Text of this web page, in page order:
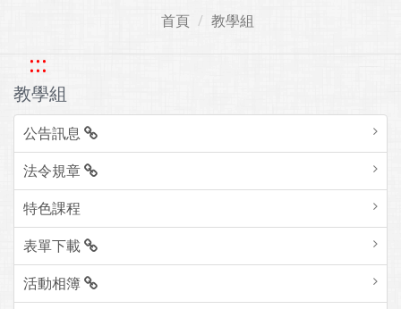
首頁 教學組
:::
教學組
公告訊息
法令規章
特色課程
表單下載
活動相簿